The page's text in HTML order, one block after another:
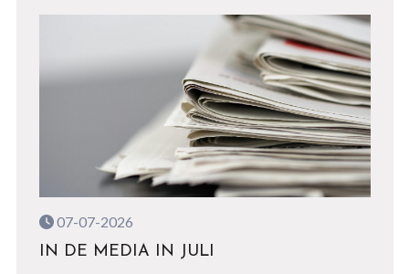
07-07-2026
IN DE MEDIA IN JULI